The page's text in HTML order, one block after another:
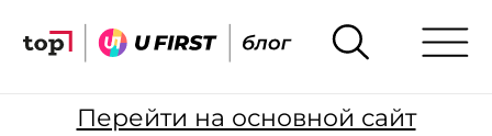
Перейти на основной сайт